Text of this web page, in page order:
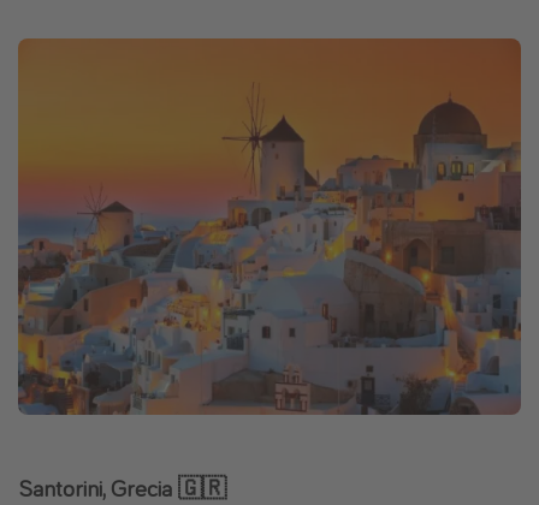
Santorini, Grecia 🇬🇷